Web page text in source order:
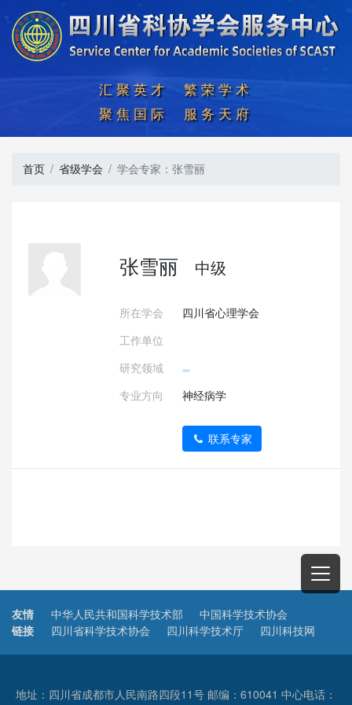
汇聚英才  繁荣学术
聚焦国际  服务天府
首页 省级学会 学会专家：张雪丽
张雪丽 中级
所在学会
四川省心理学会
工作单位
研究领域
专业方向
神经病学
联系专家
友情
链接
中华人民共和国科学技术部
中国科学技术协会
四川省科学技术协会
四川科学技术厅 四川科技网
地址：四川省成都市人民南路四段11号 邮编：610041 中心电话：